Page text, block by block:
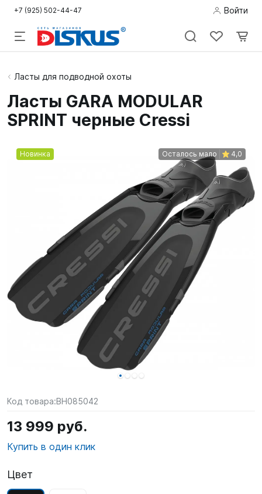
+7 (925) 502-44-47 Войти
Подводная
Дайвинг
Снорклинг /
Пляж
Бассейн
SUP-
сёрфинг
Подарочные
Карты
Акции
Ласты для подводной охоты
Ласты GARA MODULAR
SPRINT черные Cressi
Новинка Осталось мало 4,0
Код товара:BH085042
13 999 руб.
Купить в один клик
Цвет